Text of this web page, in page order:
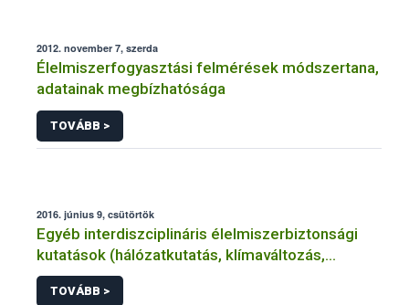
2012. november 7, szerda
Élelmiszerfogyasztási felmérések módszertana,
adatainak megbízhatósága
TOVÁBB >
2016. június 9, csütörtök
Egyéb interdiszciplináris élelmiszerbiztonsági
kutatások (hálózatkutatás, klímaváltozás,
járványtan) referencialistája
TOVÁBB >